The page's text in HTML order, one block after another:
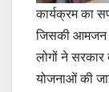
कार्यक्रम का
जिसकी आमजन
लोगों ने सरकार
योजनाओं की